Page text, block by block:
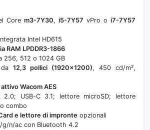
Core m3-7Y30, i5-7Y57 vPro o i7-7Y57
Intel HD615
RAM LPDDR3-1866
256, 512 o 1024 GB
12,3 pollici (1920×1200), 450 cd/m²,
attivo Wacom AES
2.0; USB-C 3.1; lettore microSD; lettore
combo
e lettore di impronte opzionali
g/n/ac con Bluetooth 4.2